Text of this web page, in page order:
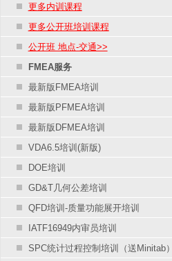
更多内训课程
更多公开班培训课程
公开班 地点-交通>>
FMEA服务
最新版FMEA培训
最新版PFMEA培训
最新版DFMEA培训
VDA6.5培训(新版)
DOE培训
GD&T几何公差培训
QFD培训-质量功能展开培训
IATF16949内审员培训
SPC统计过程控制培训（送Minitab）